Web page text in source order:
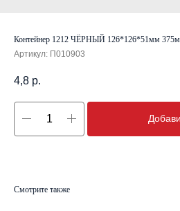
Контейнер 1212 ЧЁРНЫЙ 126*126*51мм
Артикул: П010903
4,8 р.
Смотрите также